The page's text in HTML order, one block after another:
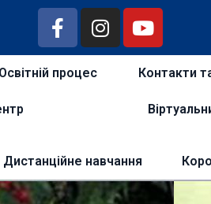
Освітній процес Контакти
Дистанційне навчання